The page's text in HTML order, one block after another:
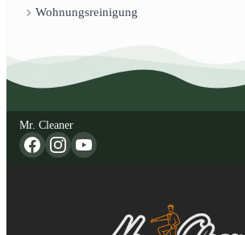
Wohnungsreinigung
Mr. Cleaner